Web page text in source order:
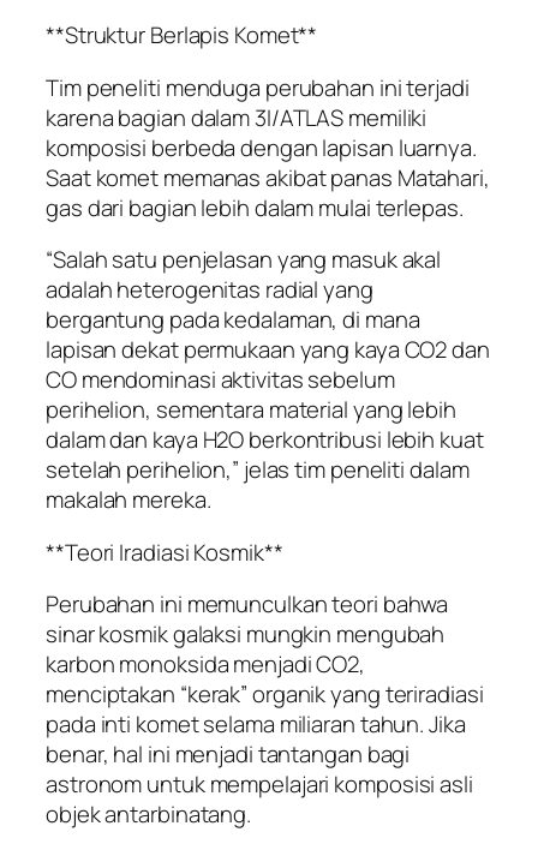
**Struktur Berlapis Komet**
Tim peneliti menduga perubahan ini terjadi
karena bagian dalam 3I/ATLAS memiliki
komposisi berbeda dengan lapisan luarnya.
Saat komet memanas akibat panas Matahari,
gas dari bagian lebih dalam mulai terlepas.
“Salah satu penjelasan yang masuk akal
adalah heterogenitas radial yang
bergantung pada kedalaman, di mana
lapisan dekat permukaan yang kaya CO2 dan
CO mendominasi aktivitas sebelum
perihelion, sementara material yang lebih
dalam dan kaya H2O berkontribusi lebih kuat
setelah perihelion,” jelas tim peneliti dalam
makalah mereka.
**Teori Iradiasi Kosmik**
Perubahan ini memunculkan teori bahwa
sinar kosmik galaksi mungkin mengubah
karbon monoksida menjadi CO2,
menciptakan “kerak” organik yang teriradiasi
pada inti komet selama miliaran tahun. Jika
benar, hal ini menjadi tantangan bagi
astronom untuk mempelajari komposisi asli
objek antarbinatang.